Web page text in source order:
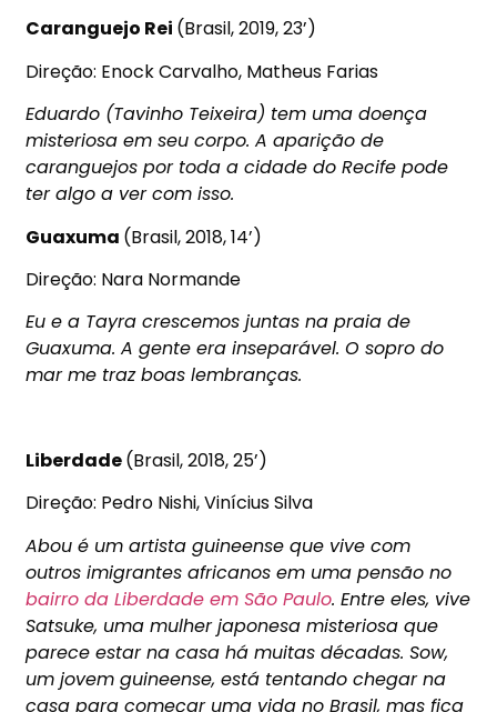
Caranguejo Rei (Brasil, 2019, 23’)
Direção: Enock Carvalho, Matheus Farias
Eduardo (Tavinho Teixeira) tem uma doença
misteriosa em seu corpo. A aparição de
caranguejos por toda a cidade do Recife pode
ter algo a ver com isso.
Guaxuma (Brasil, 2018, 14’)
Direção: Nara Normande
Eu e a Tayra crescemos juntas na praia de
Guaxuma. A gente era inseparável. O sopro do
mar me traz boas lembranças.
Liberdade(Brasil, 2018, 25’)
Direção: Pedro Nishi, Vinícius Silva
Abou é um artista guineense que vive com
outros imigrantes africanos em uma pensão no
bairro da Liberdade em São Paulo. Entre eles, vive
Satsuke, uma mulher japonesa misteriosa que
parece estar na casa há muitas décadas. Sow,
um jovem guineense, está tentando chegar na
casa para começar uma vida no Brasil, mas fica